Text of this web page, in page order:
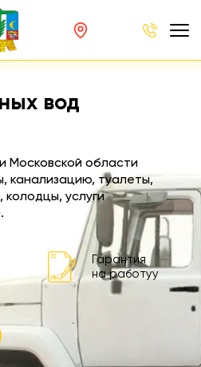
вод
Московской области
канализацию, туалеты,
услуги
Гарантия
на работуу